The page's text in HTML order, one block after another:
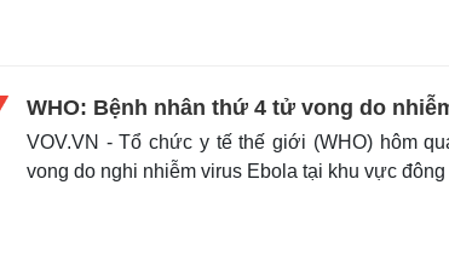
WHO: Bệnh nhân thứ 4 tử vong do
VOV.VN - Tổ chức y tế thế giới (WHO) hôm
vong do nghi nhiễm virus Ebola tại khu vực